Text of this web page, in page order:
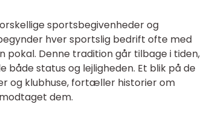
sportsbegivenheder og
hver sportslig bedrift ofte med
pokal. Denne tradition går tilbage i tiden,
status og lejligheden. Et blik på de
og klubhuse, fortæller historier om
dem.